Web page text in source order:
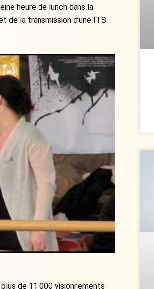
heure de lunch dans la
de la transmission d’une ITS
de 11 000 visionnements